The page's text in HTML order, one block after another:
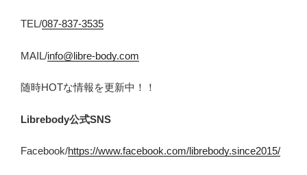
TEL/087-837-3535
MAIL/info@libre-body.com
随時HOTな情報を更新中！！
Librebody公式SNS
Facebook/https://www.facebook.com/librebody.since2015/